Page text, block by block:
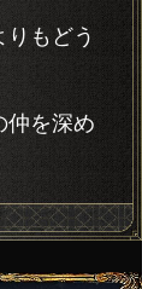
もどう
仲を深め